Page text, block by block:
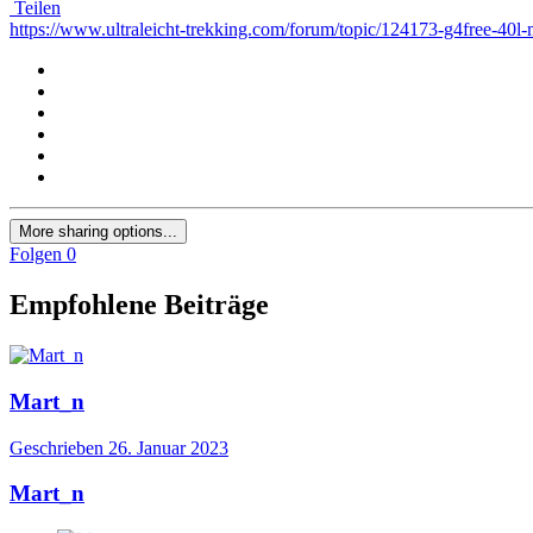
Teilen
https://www.ultraleicht-trekking.com/forum/topic/124173-g4free-40l-
More sharing options...
Folgen 0
Empfohlene Beiträge
Mart_n
Geschrieben 26. Januar 2023
Mart_n